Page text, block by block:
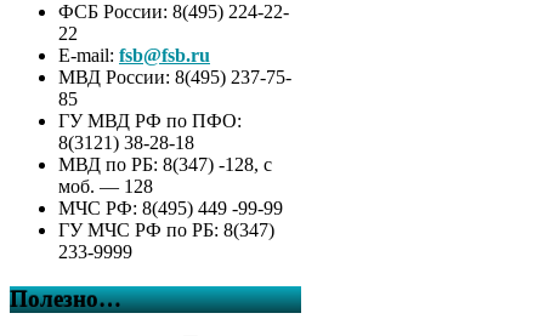
ФСБ России: 8(495) 224-22-
22
E-mail: fsb@fsb.ru
МВД России: 8(495) 237-75-
85
ГУ МВД РФ по ПФО:
8(3121) 38-28-18
МВД по РБ: 8(347) -128, с
моб. — 128
МЧС РФ: 8(495) 449 -99-99
ГУ МЧС РФ по РБ: 8(347)
233-9999
Полезно…